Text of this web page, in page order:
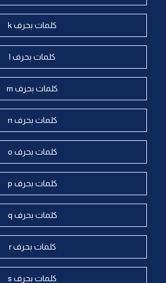
كلمات بحرف k
كلمات بحرف l
كلمات بحرف m
كلمات بحرف n
كلمات بحرف o
كلمات بحرف p
كلمات بحرف q
كلمات بحرف r
كلمات بحرف s